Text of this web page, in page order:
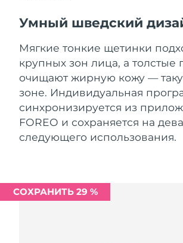
Умный шведский
Мягкие тонкие щетинки
крупных зон лица, а толстые
очищают жирную кожу —
зоне. Индивидуальная
синхронизируется из
FOREO и сохраняется на
следующего использования.
СОХРАНИТЬ 29 %
Южно-Африканская
Республика Корея
Испания
Швейцария